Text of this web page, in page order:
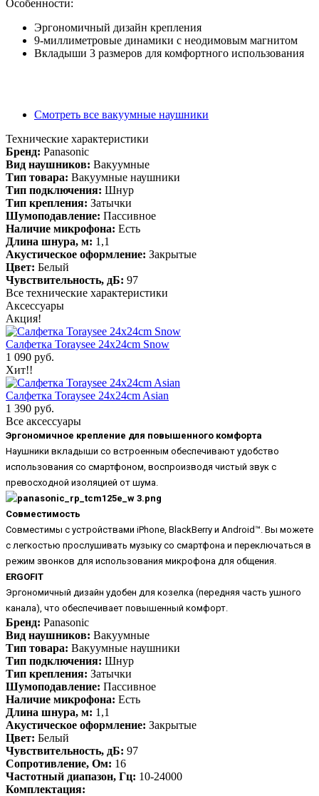
Особенности:
Эргономичный дизайн крепления
9-миллиметровые динамики с неодимовым магнитом
Вкладыши 3 размеров для комфортного использования
Смотреть все вакуумные наушники
Технические характеристики
Бренд: Panasonic
Вид наушников: Вакуумные
Тип товара: Вакуумные наушники
Тип подключения: Шнур
Тип крепления: Затычки
Шумоподавление: Пассивное
Наличие микрофона: Есть
Длина шнура, м: 1,1
Акустическое оформление: Закрытые
Цвет: Белый
Чувствительность, дБ: 97
Все технические характеристики
Аксессуары
Акция!
Салфетка Toraysee 24x24cm Snow
1 090 руб.
Хит!!
Салфетка Toraysee 24x24cm Asian
1 390 руб.
Все аксессуары
Эргономичное крепление для повышенного комфорта
Наушники вкладыши со встроенным обеспечивают удобство
использования со смартфоном, воспроизводя чистый звук с
превосходной изоляцией от шума.
Совместимость
Совместимы с устройствами iPhone, BlackBerry и Android™. Вы можете
с легкостью прослушивать музыку со смартфона и переключаться в
режим звонков для использования микрофона для общения.
ERGOFIT
Эргономичный дизайн удобен для козелка (передняя часть ушного
канала), что обеспечивает повышенный комфорт.
Бренд: Panasonic
Вид наушников: Вакуумные
Тип товара: Вакуумные наушники
Тип подключения: Шнур
Тип крепления: Затычки
Шумоподавление: Пассивное
Наличие микрофона: Есть
Длина шнура, м: 1,1
Акустическое оформление: Закрытые
Цвет: Белый
Чувствительность, дБ: 97
Сопротивление, Ом: 16
Частотный диапазон, Гц: 10-24000
Комплектация: